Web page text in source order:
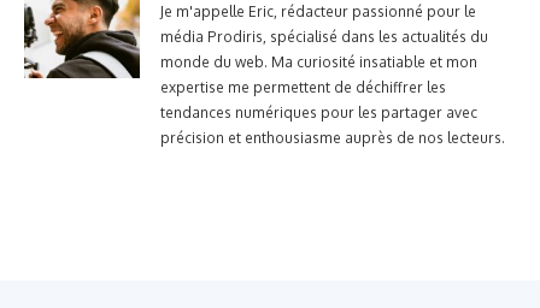
Je m'appelle Eric, rédacteur passionné pour le
média Prodiris, spécialisé dans les actualités du
monde du web. Ma curiosité insatiable et mon
expertise me permettent de déchiffrer les
tendances numériques pour les partager avec
précision et enthousiasme auprès de nos lecteurs.